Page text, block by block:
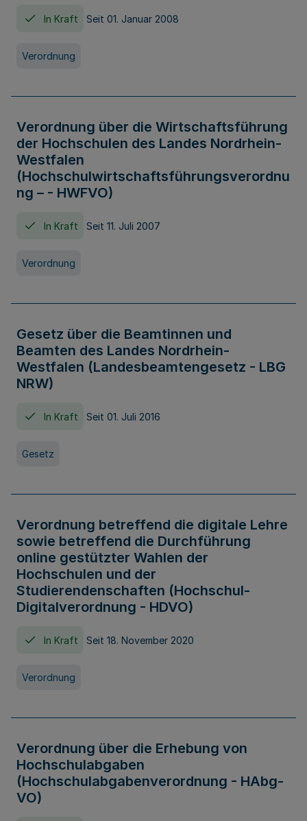
In Kraft Seit 01. Januar 2008
Verordnung
Verordnung über die Wirtschaftsführung
der Hochschulen des Landes Nordrhein-
Westfalen
(Hochschulwirtschaftsführungsverordnu
ng – - HWFVO)
In Kraft Seit 11. Juli 2007
Verordnung
Gesetz über die Beamtinnen und
Beamten des Landes Nordrhein-
Westfalen (Landesbeamtengesetz - LBG
NRW)
In Kraft Seit 01. Juli 2016
Gesetz
Verordnung betreffend die digitale Lehre
sowie betreffend die Durchführung
online gestützter Wahlen der
Hochschulen und der
Studierendenschaften (Hochschul-
Digitalverordnung - HDVO)
In Kraft Seit 18. November 2020
Verordnung
Verordnung über die Erhebung von
Hochschulabgaben
(Hochschulabgabenverordnung - HAbg-
VO)